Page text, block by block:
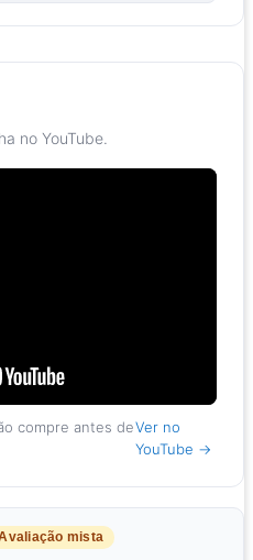
no YouTube.
compre antes deVer no
YouTube →
mista